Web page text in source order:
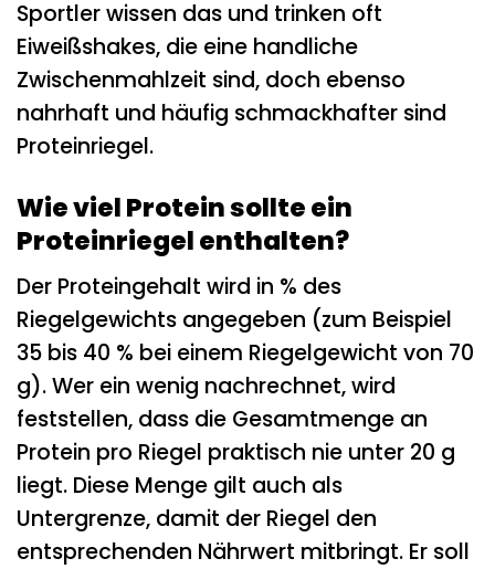
Sportler wissen das und trinken oft
Eiweißshakes, die eine handliche
Zwischenmahlzeit sind, doch ebenso
nahrhaft und häufig schmackhafter sind
Proteinriegel.
Wie viel Protein sollte ein
Proteinriegel enthalten?
Der Proteingehalt wird in % des
Riegelgewichts angegeben (zum Beispiel
35 bis 40 % bei einem Riegelgewicht von 70
g). Wer ein wenig nachrechnet, wird
feststellen, dass die Gesamtmenge an
Protein pro Riegel praktisch nie unter 20 g
liegt. Diese Menge gilt auch als
Untergrenze, damit der Riegel den
entsprechenden Nährwert mitbringt. Er soll